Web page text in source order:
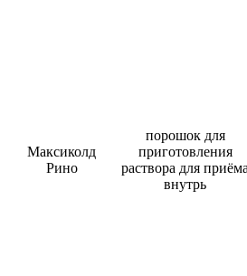
Максиколд
Рино
порошок для
приготовления
раствора для приёма
внутрь